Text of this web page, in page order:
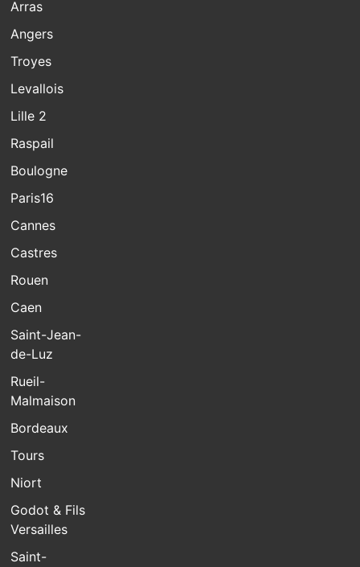
Arras
Angers
Troyes
Levallois
Lille 2
Raspail
Boulogne
Paris16
Cannes
Castres
Rouen
Caen
Saint-Jean-
de-Luz
Rueil-
Malmaison
Bordeaux
Tours
Niort
Godot & Fils
Versailles
Saint-